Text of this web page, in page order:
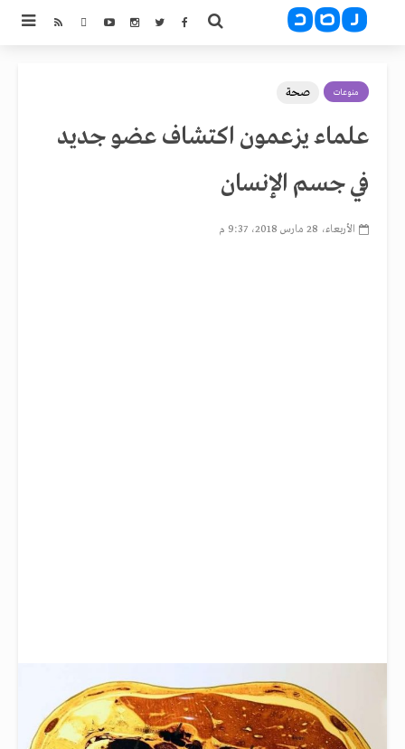
منوعات صحة
علماء يزعمون اكتشاف عضو جديد
في جسم الإنسان
الأربعاء، 28 مارس 2018، 9:37 م